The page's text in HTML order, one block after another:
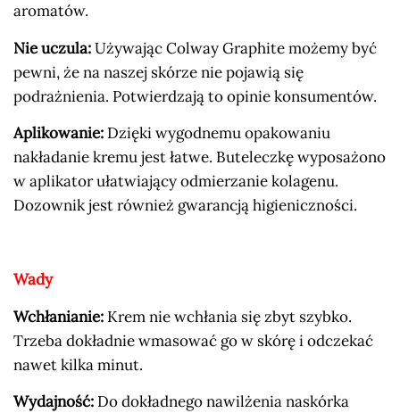
aromatów.
Nie uczula:Używając Colway Graphite możemy być
pewni, że na naszej skórze nie pojawią się
podrażnienia. Potwierdzają to opinie konsumentów.
Aplikowanie: Dzięki wygodnemu opakowaniu
nakładanie kremu jest łatwe. Buteleczkę wyposażono
w aplikator ułatwiający odmierzanie kolagenu.
Dozownik jest również gwarancją higieniczności.
Wady
Wchłanianie: Krem nie wchłania się zbyt szybko.
Trzeba dokładnie wmasować go w skórę i odczekać
nawet kilka minut.
Wydajność: Do dokładnego nawilżenia naskórka